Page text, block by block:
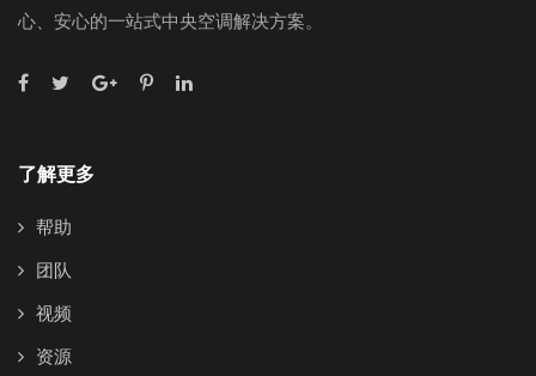
心、安心的一站式中央空调解决方案。
了解更多
帮助
团队
视频
资源